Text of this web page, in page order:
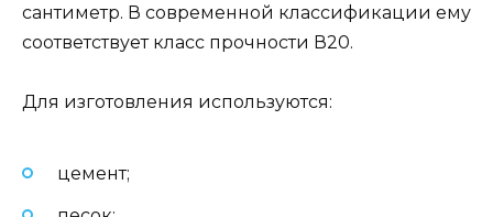
сантиметр. В современной классификации ему
соответствует класс прочности В20.
Для изготовления используются:
цемент;